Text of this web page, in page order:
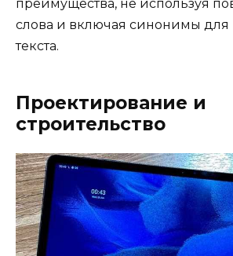
преимущества, не используя
слова и включая синонимы для
текста.
Проектирование и
строительство